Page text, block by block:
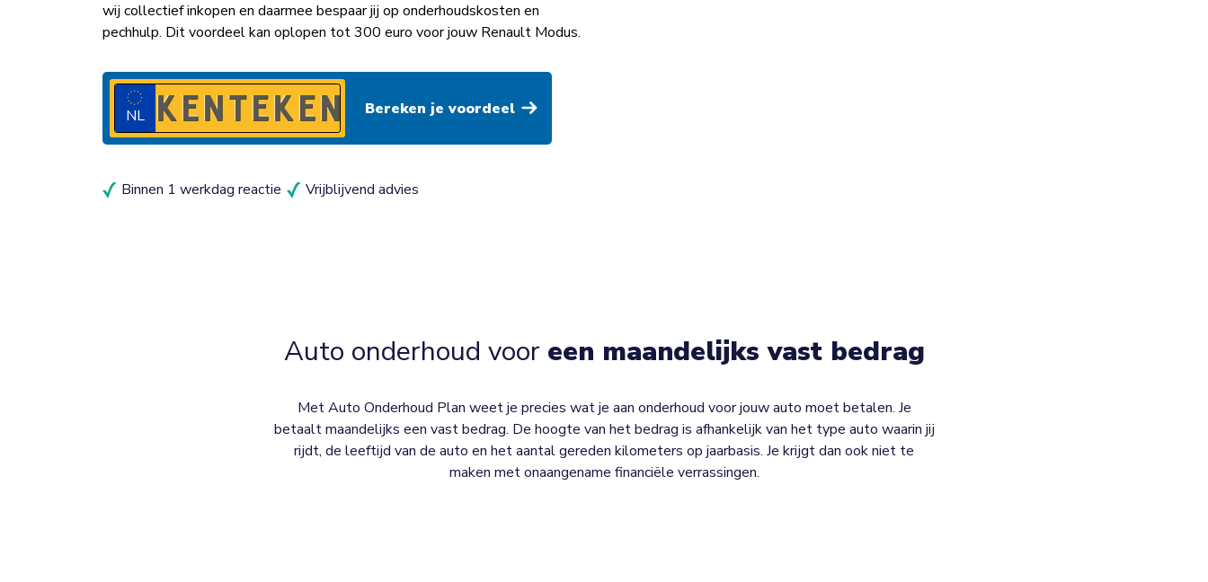
wij collectief inkopen en daarmee bespaar jij op onderhoudskosten en
pechhulp. Dit voordeel kan oplopen tot 300 euro voor jouw Renault Modus.
NL
Binnen 1 werkdag reactie Vrijblijvend advies
Auto onderhoud voor een maandelijks vast bedrag
Met Auto Onderhoud Plan weet je precies wat je aan onderhoud voor jouw auto moet betalen. Je
betaalt maandelijks een vast bedrag. De hoogte van het bedrag is afhankelijk van het type auto waarin jij
rijdt, de leeftijd van de auto en het aantal gereden kilometers op jaarbasis. Je krijgt dan ook niet te
maken met onaangename financiële verrassingen.